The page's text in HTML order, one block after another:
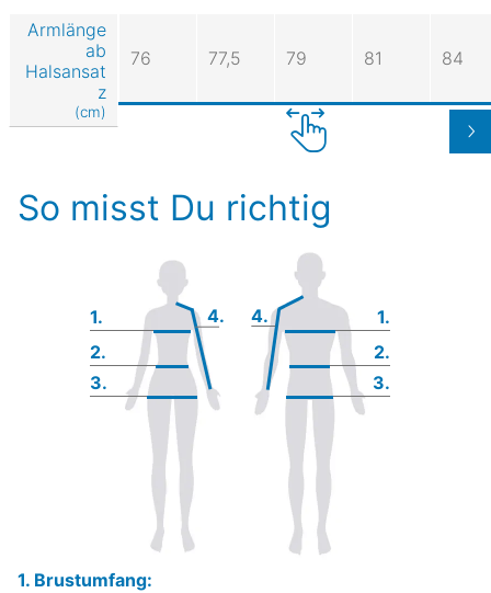
Armlänge
ab
Halsansat
z
(cm)
76 77,5 79 81 84
So misst Du richtig
1.
1.
2.
2.
3.
3.
4. 4.
1. Brustumfang: